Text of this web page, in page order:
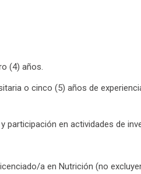
(4) años.
o cinco (5) años de
en actividades de
a en Nutrición (no